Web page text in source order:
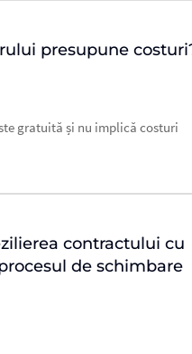
presupune
gratuită și nu implică costuri
contractului cu
de schimbare